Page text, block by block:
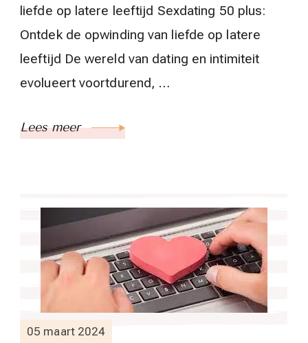
liefde op latere leeftijd Sexdating 50 plus:
Ontdek de opwinding van liefde op latere
leeftijd De wereld van dating en intimiteit
evolueert voortdurend, …
Lees meer
05 maart 2024